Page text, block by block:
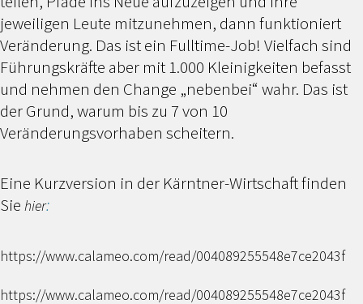
jeweiligen Leute mitzunehmen, dann funktioniert
Veränderung. Das ist ein Fulltime-Job! Vielfach sind
Führungskräfte aber mit 1.000 Kleinigkeiten befasst
und nehmen den Change „nebenbei“ wahr. Das ist
der Grund, warum bis zu 7 von 10
Veränderungsvorhaben scheitern.
Eine Kurzversion in der Kärntner-Wirtschaft finden
Sie hier:
https://www.calameo.com/read/004089255548e7ce2043f
https://www.calameo.com/read/004089255548e7ce2043f